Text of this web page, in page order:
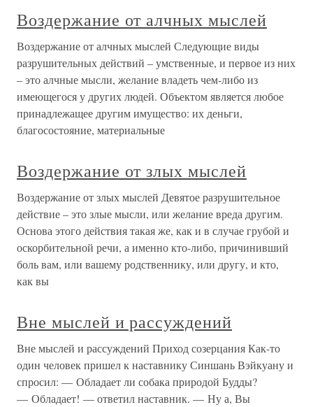
Воздержание от алчных мыслей
Воздержание от алчных мыслей Следующие виды
разрушительных действий – умственные, и первое из них
– это алчные мысли, желание владеть чем-либо из
имеющегося у других людей. Объектом является любое
принадлежащее другим имущество: их деньги,
благосостояние, материальные
Воздержание от злых мыслей
Воздержание от злых мыслей Девятое разрушительное
действие – это злые мысли, или желание вреда другим.
Основа этого действия такая же, как и в случае грубой и
оскорбительной речи, а именно кто-либо, причинивший
боль вам, или вашему родственнику, или другу, и кто,
как вы
Вне мыслей и рассуждений
Вне мыслей и рассуждений Приход созерцания Как-то
один человек пришел к наставнику Синшань Вэйкуану и
спросил: — Обладает ли собака природой Будды?
— Обладает! — ответил наставник. — Ну а, Вы